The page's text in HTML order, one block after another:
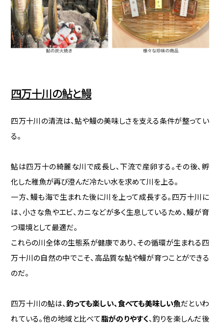
四万十川の鮎と鰻
四万十川の清流は、鮎や鰻の美味しさを支える条件が整ってい
る。
鮎は四万十の綺麗な川で成長し、下流で産卵する。その後、孵
化した稚魚が再び澄んだ冷たい水を求めて川を上る。
一方、鰻も海で生まれた後に川を上って成長する。四万十川に
は、小さな魚やエビ、カニなどが多く生息しているため、鰻が育
つ環境として最適だ。
これらの川全体の生態系が健康であり、その循環が生まれる四
万十川の自然の中でこそ、高品質な鮎や鰻が育つことができる
のだ。
四万十川の鮎は、釣っても楽しい、食べても美味しい魚だといわ
れている。他の地域と比べて脂がのりやすく、釣りを楽しんだ後